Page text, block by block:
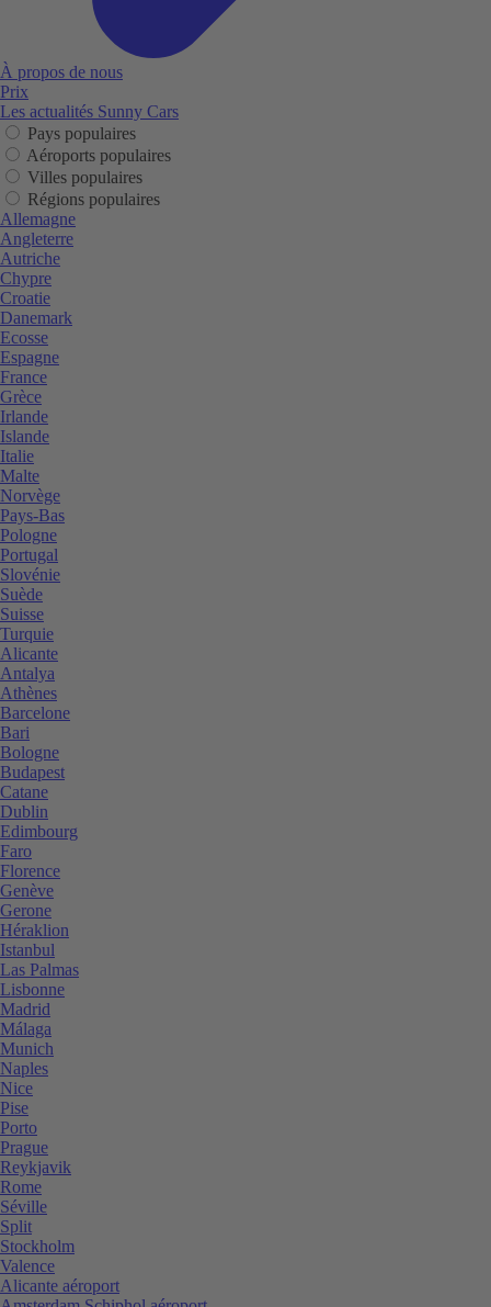
À propos de nous
Prix
Les actualités Sunny Cars
Pays populaires
Aéroports populaires
Villes populaires
Régions populaires
Allemagne
Angleterre
Autriche
Chypre
Croatie
Danemark
Ecosse
Espagne
France
Grèce
Irlande
Islande
Italie
Malte
Norvège
Pays-Bas
Pologne
Portugal
Slovénie
Suède
Suisse
Turquie
Alicante
Antalya
Athènes
Barcelone
Bari
Bologne
Budapest
Catane
Dublin
Edimbourg
Faro
Florence
Genève
Gerone
Héraklion
Istanbul
Las Palmas
Lisbonne
Madrid
Málaga
Munich
Naples
Nice
Pise
Porto
Prague
Reykjavik
Rome
Séville
Split
Stockholm
Valence
Alicante aéroport